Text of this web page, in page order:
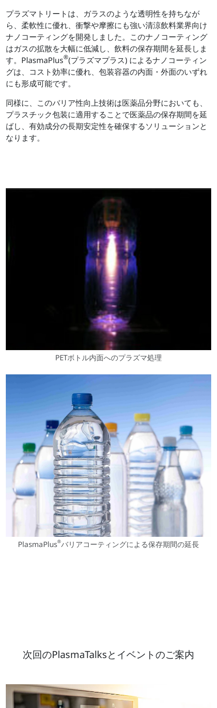
プラズマトリートは、ガラスのような透明性を持ちなが
ら、柔軟性に優れ、衝撃や摩擦にも強い清涼飲料業界向け
ナノコーティングを開発しました。このナノコーティング
はガスの拡散を大幅に低減し、飲料の保存期間を延長しま
す。PlasmaPlus®(プラズマプラス) によるナノコーティン
グは、コスト効率に優れ、包装容器の内面・外面のいずれ
にも形成可能です。
同様に、このバリア性向上技術は医薬品分野においても、
プラスチック包装に適用することで医薬品の保存期間を延
ばし、有効成分の長期安定性を確保するソリューションと
なります。
PETボトル内面へのプラズマ処理
PlasmaPlus®バリアコーティングによる保存期間の延長
次回のPlasmaTalksとイベントのご案内